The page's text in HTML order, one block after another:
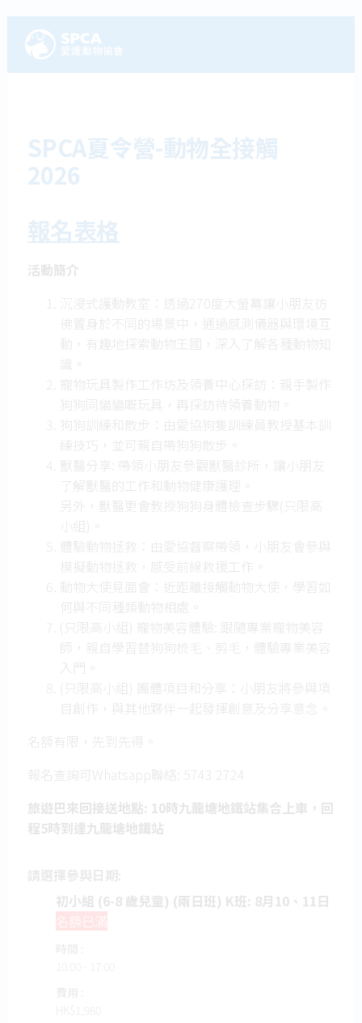
SPCA夏令營-動物全接觸
2026
報名表格
活動簡介
沉浸式護動教室：透過270度大螢幕讓小朋友彷
彿置身於不同的場景中，通過感測儀器與環境互
動，有趣地探索動物王國，深入了解各種動物知
識。
寵物玩具製作工作坊及領養中心探訪：親手製作
狗狗同貓貓嘅玩具，再探訪待領養動物。
狗狗訓練和散步：由愛協狗隻訓練員教授基本訓
練技巧，並可親自帶狗狗散步。
獸醫分享: 帶領小朋友參觀獸醫診所，讓小朋友
了解獸醫的工作和動物健康護理。
另外，獸醫更會教授狗狗身體檢查步驟(只限高
小組)。
體驗動物拯救：由愛協督察帶領，小朋友會參與
模擬動物拯救，感受前線救援工作。
動物大使見面會：近距離接觸動物大使，學習如
何與不同種類動物相處。
(只限高小組) 寵物美容體驗: 跟隨專業寵物美容
師，親自學習替狗狗梳毛、剪毛，體驗專業美容
入門。
(只限高小組) 團體項目和分享：小朋友將參與項
目創作，與其他夥伴一起發揮創意及分享意念。
名額有限，先到先得。
報名查詢可Whatsapp聯絡: 5743 2724
旅遊巴來回接送地點: 10時九龍塘地鐵站集合上車，回
程5時到達九龍塘地鐵站
請選擇參與日期:
初小組 (6-8 歲兒童) (兩日班) K班: 8月10、11日
名額已滿